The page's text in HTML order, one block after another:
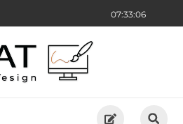
07:33:08